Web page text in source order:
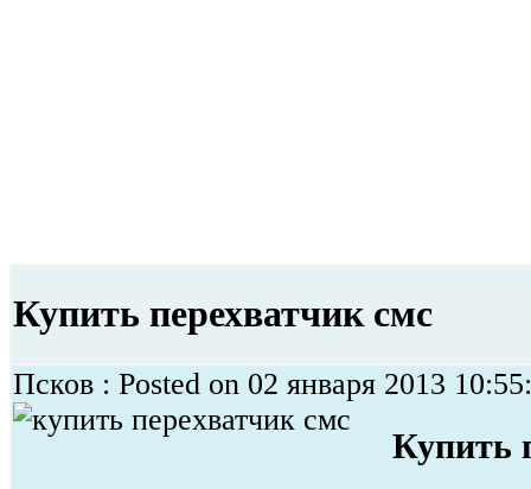
Купить перехватчик смс
Псков : Posted on 02 января 2013
Купить